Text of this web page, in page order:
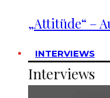
„Attitüde“ –
INTERVIEWS
Interviews